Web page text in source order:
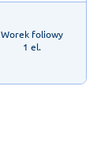
Worek foliowy
1 el.